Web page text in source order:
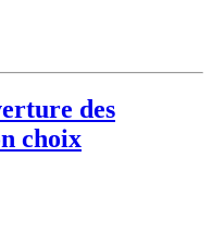
des
choix